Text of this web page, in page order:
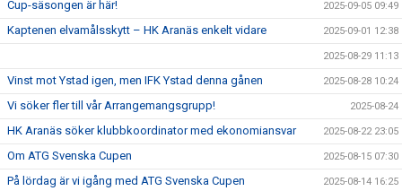
Cup-säsongen är här! 2025-09-05 09:49
Kaptenen elvamålsskytt – HK Aranäs enkelt vidare 2025-09-01 12:38
2025-08-29 11:13
Vinst mot Ystad igen, men IFK Ystad denna gånen 2025-08-28 10:24
Vi söker fler till vår Arrangemangsgrupp! 2025-08-24
HK Aranäs söker klubbkoordinator med ekonomiansvar 2025-08-22 23:05
Om ATG Svenska Cupen 2025-08-15 07:30
På lördag är vi igång med ATG Svenska Cupen 2025-08-14 16:25